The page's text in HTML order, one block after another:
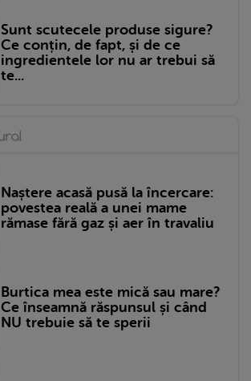
Sunt scutecele produse sigure?
Ce conțin, de fapt, și de ce
ingredientele lor nu ar trebui să
te...
Naștere acasă pusă la încercare:
povestea reală a unei mame
rămase fără gaz și aer în travaliu
Burtica mea este mică sau mare?
Ce înseamnă răspunsul și când
NU trebuie să te sperii